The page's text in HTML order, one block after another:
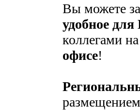
Вы можете
удобное
коллегами
офисе!